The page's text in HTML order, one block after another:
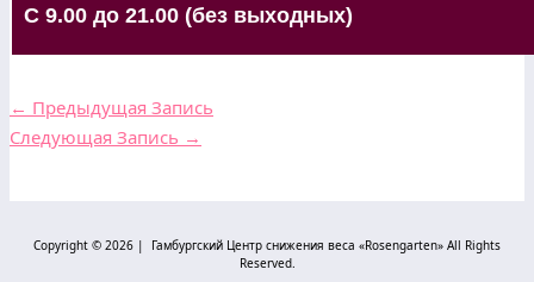
С 9.00 до 21.00 (без выходных)
← Предыдущая Запись
Следующая Запись →
Copyright © 2026 | Гамбургский Центр снижения веса «Rosengarten» All Rights
Reserved.